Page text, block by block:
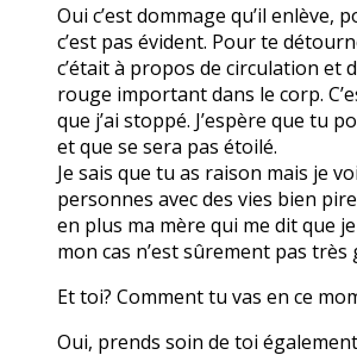
Oui c’est dommage qu’il enlève,
c’est pas évident. Pour te
c’était à propos de circulation et
rouge important dans le corp.
que j’ai stoppé. J’espère que tu
et que se sera pas étoilé.
Je sais que tu as raison mais je
personnes avec des vies bien
en plus ma mère qui me dit que
mon cas n’est sûrement pas très
Et toi? Comment tu vas en ce
Oui, prends soin de toi